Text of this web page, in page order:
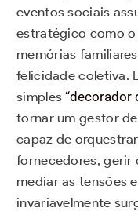
eventos sociais
estratégico como
memórias
felicidade coletiva.
simples“decorador
tornar um gestor
capaz de
fornecedores, gerir
mediar as tensões
invariavelmente